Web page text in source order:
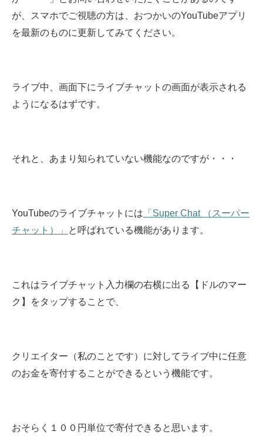
が、スマホでご視聴の方は、おつかいのYouTubeアプリ
を最新のものに更新してみてください。
ライブ中、画面下にライブチャットの画面が表示される
ようになるはずです。
それと、あまり知られていない機能なのですが・・・
YouTubeのライブチャットには 「Super Chat （スーパー
チャット）」
と呼ばれている機能があります。
これはライブチャット入力欄の右横に出る【ドルのマー
ク】をタップすることで、
クリエイター（私のことです）に対してライブ中に任意
のお金を寄付することができるという機能です。
おそらく１００円単位で寄付できると思います。